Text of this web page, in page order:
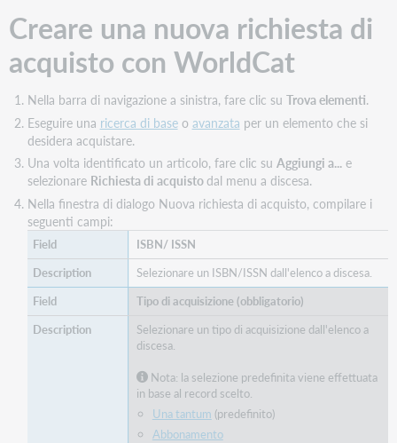
acquisto
una
richiesta
di
acquisto
con
la
base
di
conoscenza
WorldCat
Filiale
e
scaffale
predefiniti
per
Creare una nuova richiesta di
acquisto con WorldCat
Nella barra di navigazione a sinistra, fare clic su Trova elementi.
Eseguire una ricerca di baseo avanzata per un elemento che si
desidera acquistare.
Una volta identificato un articolo, fare clic su Aggiungi a...e
selezionare Richiesta di acquistodal menu a discesa.
Nella finestra di dialogo Nuova richiesta di acquisto, compilare i
seguenti campi:
ISBN/ ISSN
Selezionare un ISBN/ISSN dall'elenco a discesa.
Tipo di acquisizione (obbligatorio)
Selezionare un tipo di acquisizione dall'elenco a
discesa.
Nota: la selezione predefinita viene effettuata
in base al record scelto.
Una tantum (predefinito)
Abbonamento